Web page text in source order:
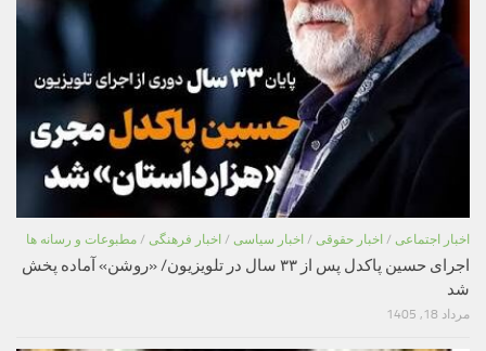
اخبار اجتماعی / اخبار حقوقی / اخبار سیاسی / اخبار فرهنگی / مطبوعات و رسانه ها
اجرای حسین پاکدل پس از ۳۳ سال در تلویزیون/ «روشن» آماده پخش
شد
مرداد 18, 1405